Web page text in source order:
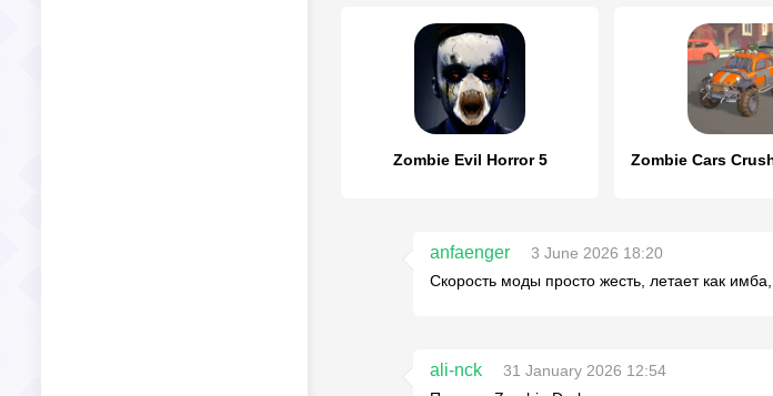
Zombie Evil Horror 5
anfaenger
3 June 2026 18:20
Скорость моды просто жесть, летает как имба,
ali-nck
31 January 2026 12:54